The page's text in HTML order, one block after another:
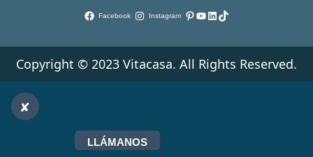
Facebook Instagram Pinterest
YouTube
LinkedIn
TikTok
Copyright © 2023 Vitacasa. All Rights Reserved.
LLÁMANOS